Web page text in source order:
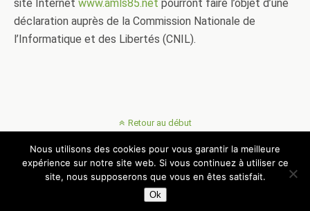
site Internet www.amls85.net pourront faire l’objet d’une
déclaration auprès de la Commission Nationale de
l’Informatique et des Libertés (CNIL).
Retour au début
Mobile Bureau
© AMLS 85 - Association Montoises de Loisirs Sportifs
Nous utilisons des cookies pour vous garantir la meilleure
expérience sur notre site web. Si vous continuez à utiliser ce
site, nous supposerons que vous en êtes satisfait.
Ok